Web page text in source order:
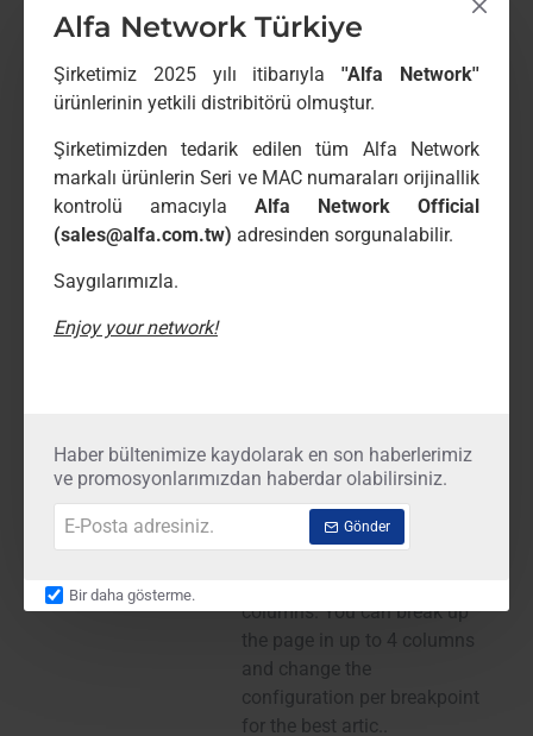
Alfa Network Türkiye
Şirketimiz 2025 yılı itibarıyla''Alfa Network''
ürünlerinin yetkili distribitörü olmuştur.
Şirketimizden tedarik edilen tüm Alfa Network
markalı ürünlerin Seri ve MAC numaraları orijinallik
kontrolü amacıyla Alfa Network Official
(sales@alfa.com.tw) adresinden sorgunalabilir.
Saygılarımızla.
Enjoy your network!
Haber bültenimize kaydolarak en son haberlerimiz
ve promosyonlarımızdan haberdar olabilirsiniz.
Posta
adresiniz.
Gönder
Bir daha gösterme.
depolayabileceğinden daha
fazla veri alırsa, veriler
kaybolur ve y..
15
comes with the most
tools, including custom drop-
cap support as well as
columns. You can break up
the page in up to 4 columns
and change the
configuration per breakpoint
for the best artic..